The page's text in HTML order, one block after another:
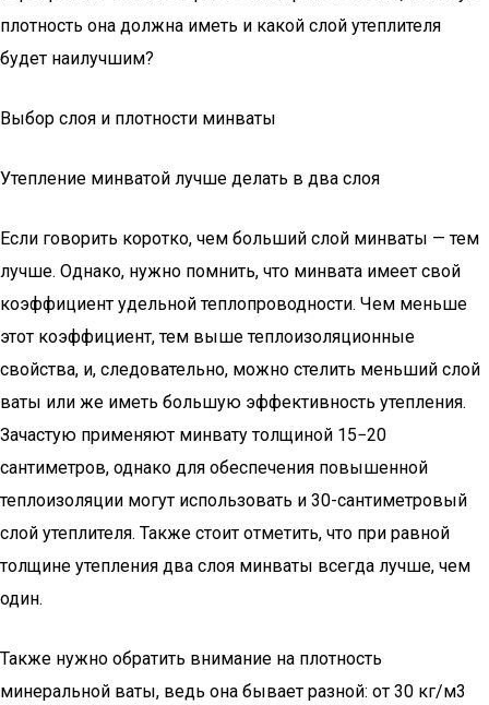
плотность она должна иметь и какой слой утеплителя
будет наилучшим?
Выбор слоя и плотности минваты
Утепление минватой лучше делать в два слоя
Если говорить коротко, чем больший слой минваты — тем
лучше. Однако, нужно помнить, что минвата имеет свой
коэффициент удельной теплопроводности. Чем меньше
этот коэффициент, тем выше теплоизоляционные
свойства, и, следовательно, можно стелить меньший слой
ваты или же иметь большую эффективность утепления.
Зачастую применяют минвату толщиной 15−20
сантиметров, однако для обеспечения повышенной
теплоизоляции могут использовать и 30-сантиметровый
слой утеплителя. Также стоит отметить, что при равной
толщине утепления два слоя минваты всегда лучше, чем
один.
Также нужно обратить внимание на плотность
минеральной ваты, ведь она бывает разной: от 30 кг/м3